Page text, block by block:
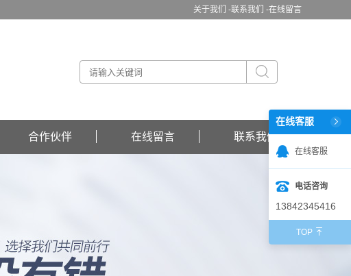
关于我们 -联系我们 -在线留言
合作伙伴 在线留言 联系我们
在线客服
在线客服
电话咨询
13842345416
TOP